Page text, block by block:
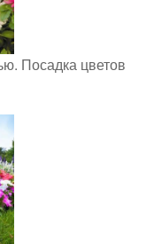
Посадка цветов